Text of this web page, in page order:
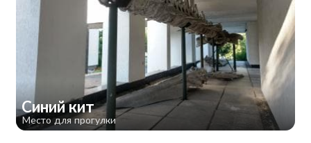
Синий кит
Место для прогулки